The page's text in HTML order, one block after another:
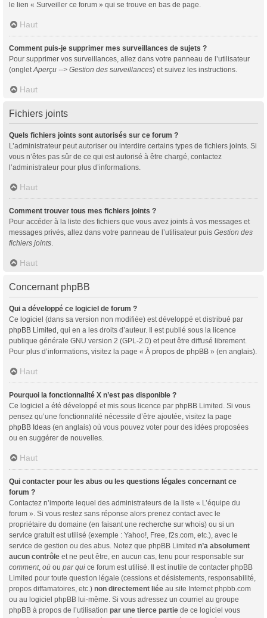
le lien « Surveiller ce forum » qui se trouve en bas de page.
Haut
Comment puis-je supprimer mes surveillances de sujets ?
Pour supprimer vos surveillances, allez dans votre panneau de l’utilisateur
(ongletAperçu --> Gestion des surveillances) et suivez les instructions.
Haut
Fichiers joints
Quels fichiers joints sont autorisés sur ce forum ?
L’administrateur peut autoriser ou interdire certains types de fichiers joints. Si
vous n’êtes pas sûr de ce qui est autorisé à être chargé, contactez
l’administrateur pour plus d’informations.
Haut
Comment trouver tous mes fichiers joints ?
Pour accéder à la liste des fichiers que vous avez joints à vos messages et
messages privés, allez dans votre panneau de l’utilisateur puis Gestion des
fichiers joints.
Haut
Concernant phpBB
Qui a développé ce logiciel de forum ?
Ce logiciel (dans sa version non modifiée) est développé et distribué par
phpBB Limited , qui en a les droits d’auteur. Il est publié sous la licence
publique générale GNU version 2 (GPL-2.0) et peut être diffusé librement.
Pour plus d’informations, visitez la page « À propos de phpBB » (en anglais).
Haut
Pourquoi la fonctionnalité X n’est pas disponible ?
Ce logiciel a été développé et mis sous licence par phpBB Limited. Si vous
pensez qu’une fonctionnalité nécessite d’être ajoutée, visitez la page
phpBB Ideas (en anglais) où vous pouvez voter pour des idées proposées
ou en suggérer de nouvelles.
Haut
Qui contacter pour les abus ou les questions légales concernant ce
forum ?
Contactez n’importe lequel des administrateurs de la liste « L’équipe du
forum ». Si vous restez sans réponse alors prenez contact avec le
propriétaire du domaine (en faisant une recherche sur whois) ou si un
service gratuit est utilisé (exemple : Yahoo!, Free, f2s.com, etc.), avec le
service de gestion ou des abus. Notez que phpBB Limited n’a absolument
aucun contrôle et ne peut être, en aucun cas, tenu pour responsable sur
comment, où ou par qui ce forum est utilisé. Il est inutile de contacter phpBB
Limited pour toute question légale (cessions et désistements, responsabilité,
propos diffamatoires, etc.) non directement liée au site Internet phpbb.com
ou au logiciel phpBB lui-même. Si vous adressez un courriel au groupe
phpBB à propos de l’utilisation par une tierce partie de ce logiciel vous